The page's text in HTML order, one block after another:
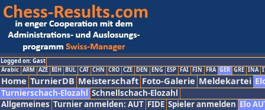
Logged on: Gast
Arabic ARM AZE BIH BUL CAT CHN CRO CZE DEN ENG ESP FAI FIN FRA GER GRE INA
Home TurnierDB Meisterschaft Foto-Galerie Meldekartei
Turnierschach-Elozahl Schnellschach-Elozahl
Allgemeines Turnier anmelden: AUT FIDE Spieler anmelden Elo